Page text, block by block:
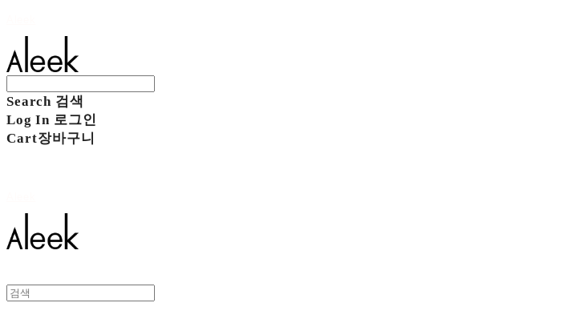
Search 검색
Log In 로그인
Cart장바구니